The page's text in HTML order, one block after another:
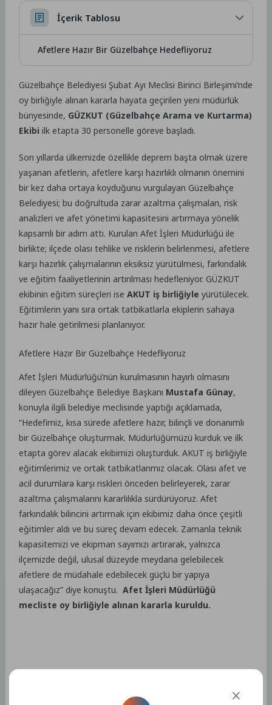
İçerik Tablosu
Afetlere Hazır Bir Güzelbahçe Hedefliyoruz
Güzelbahçe Belediyesi Şubat Ayı Meclisi Birinci Birleşimi’nde
oy birliğiyle alınan kararla hayata geçirilen yeni müdürlük
bünyesinde, GÜZKUT (Güzelbahçe Arama ve Kurtarma)
Ekibi ilk etapta 30 personelle göreve başladı.
Son yıllarda ülkemizde özellikle deprem başta olmak üzere
yaşanan afetlerin, afetlere karşı hazırlıklı olmanın önemini
bir kez daha ortaya koyduğunu vurgulayan Güzelbahçe
Belediyesi; bu doğrultuda zarar azaltma çalışmaları, risk
analizleri ve afet yönetimi kapasitesini artırmaya yönelik
kapsamlı bir adım attı. Kurulan Afet İşleri Müdürlüğü ile
birlikte; ilçede olası tehlike ve risklerin belirlenmesi, afetlere
karşı hazırlık çalışmalarının eksiksiz yürütülmesi, farkındalık
ve eğitim faaliyetlerinin artırılması hedefleniyor. GÜZKUT
ekibinin eğitim süreçleri iseAKUT iş birliğiyle yürütülecek.
Eğitimlerin yanı sıra ortak tatbikatlarla ekiplerin sahaya
hazır hale getirilmesi planlanıyor.
Afetlere Hazır Bir Güzelbahçe Hedefliyoruz
Afet İşleri Müdürlüğü’nün kurulmasının hayırlı olmasını
dileyen Güzelbahçe Belediye Başkanı Mustafa Günay,
konuyla ilgili belediye meclisinde yaptığı açıklamada,
“Hedefimiz, kısa sürede afetlere hazır, bilinçli ve donanımlı
bir Güzelbahçe oluşturmak. Müdürlüğümüzü kurduk ve ilk
etapta görev alacak ekibimizi oluşturduk. AKUT iş birliğiyle
eğitimlerimiz ve ortak tatbikatlarımız olacak. Olası afet ve
acil durumlara karşı riskleri önceden belirleyerek, zarar
azaltma çalışmalarını kararlılıkla sürdürüyoruz. Afet
farkındalık bilincini artırmak için ekibimiz daha önce çeşitli
eğitimler aldı ve bu süreç devam edecek. Zamanla teknik
kapasitemizi ve ekipman sayımızı artırarak, yalnızca
ilçemizde değil, ulusal düzeyde meydana gelebilecek
afetlere de müdahale edebilecek güçlü bir yapıya
ulaşacağız” diye konuştu.Afet İşleri Müdürlüğü
mecliste oy birliğiyle alınan kararla kuruldu.